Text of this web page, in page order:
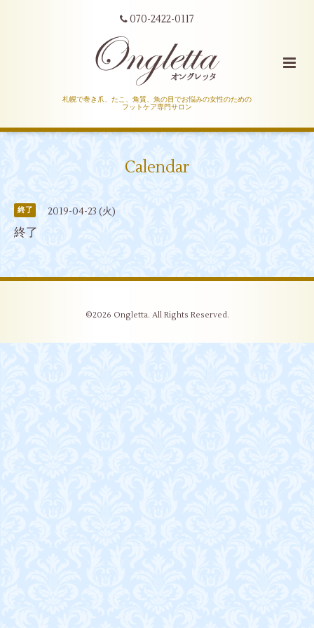
070-2422-0117
札幌で巻き爪、たこ、角質、魚の目でお悩みの女性のための
フットケア専門サロン
Calendar
終了 2019-04-23 (火)
終了
©2026 Ongletta. All Rights Reserved.